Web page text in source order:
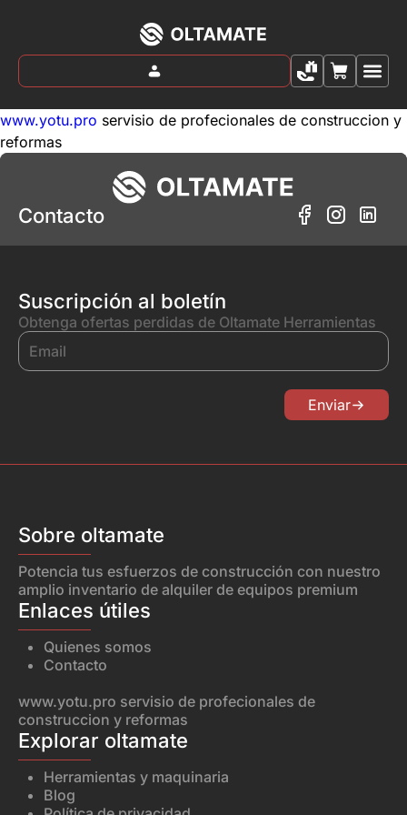
www.yotu.pro servisio de profecionales de construccion y
reformas
Contacto
Suscripción al boletín
Obtenga ofertas perdidas de Oltamate Herramientas
Enviar
Sobre oltamate
Potencia tus esfuerzos de construcción con nuestro
amplio inventario de alquiler de equipos premium
Enlaces útiles
Quienes somos
Contacto
www.yotu.pro servisio de profecionales de
construccion y reformas
Explorar oltamate
Herramientas y maquinaria
Blog